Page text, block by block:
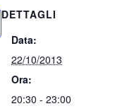
DETTAGLI
Data:
22/10/2013
Ora:
20:30 - 23:00